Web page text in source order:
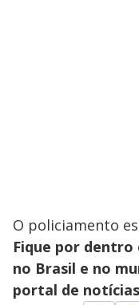
O policiamento
Fique por dentro
no Brasil e no
portal de